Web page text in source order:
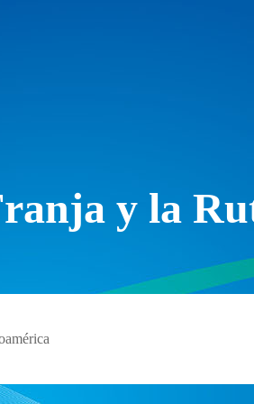
y la